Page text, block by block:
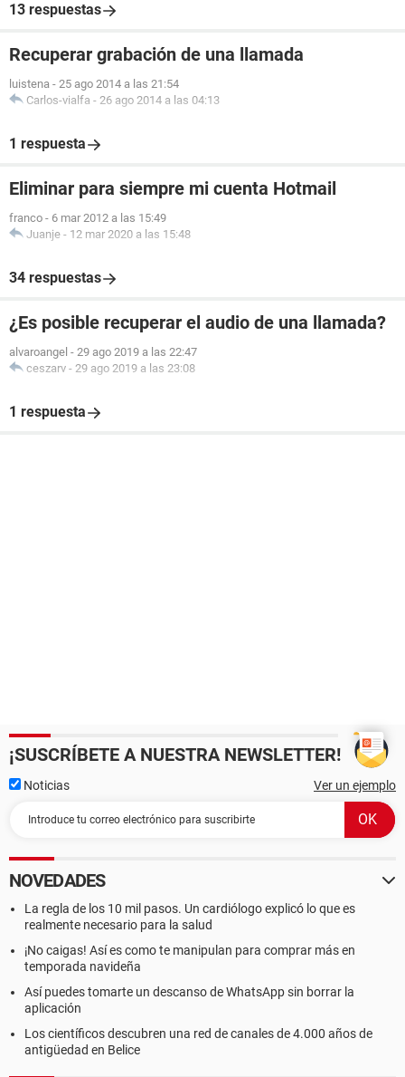
13 respuestas
Recuperar grabación de una llamada
luistena - 25 ago 2014 a las 21:54
Carlos-vialfa - 26 ago 2014 a las 04:13
1 respuesta
Eliminar para siempre mi cuenta Hotmail
franco - 6 mar 2012 a las 15:49
Juanje - 12 mar 2020 a las 15:48
34 respuestas
¿Es posible recuperar el audio de una llamada?
alvaroangel - 29 ago 2019 a las 22:47
ceszarv - 29 ago 2019 a las 23:08
1 respuesta
¡SUSCRÍBETE A NUESTRA NEWSLETTER!
Noticias Ver un ejemplo
NOVEDADES
La regla de los 10 mil pasos. Un cardiólogo explicó lo que es
realmente necesario para la salud
¡No caigas! Así es como te manipulan para comprar más en
temporada navideña
Así puedes tomarte un descanso de WhatsApp sin borrar la
aplicación
Los científicos descubren una red de canales de 4.000 años de
antigüedad en Belice